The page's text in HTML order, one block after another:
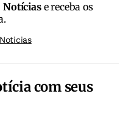
Notíciase receba os
com seus